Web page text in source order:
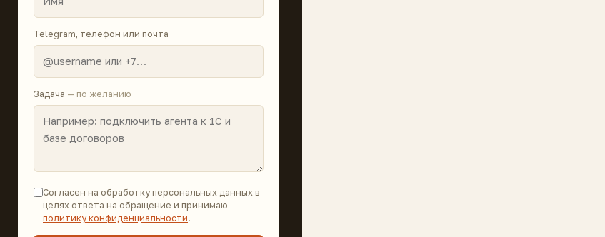
Telegram, телефон или почта
Задача — по желанию
Согласен на обработку персональных данных в
целях ответа на обращение и принимаю
политику конфиденциальности.